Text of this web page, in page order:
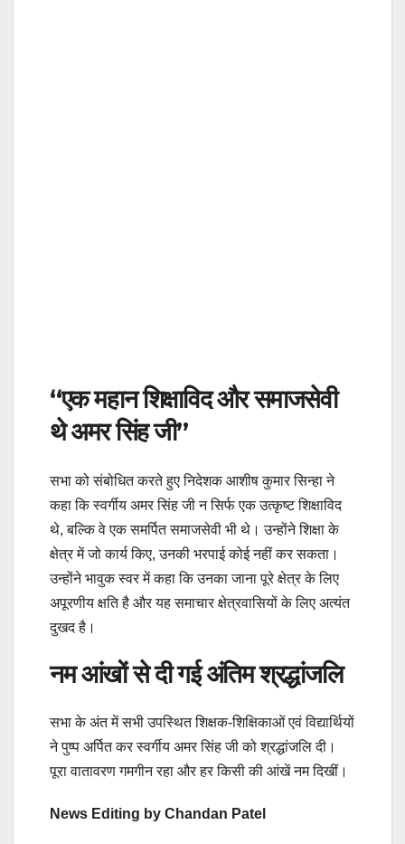
“एक महान शिक्षाविद और समाजसेवी
थे अमर सिंह जी”
सभा को संबोधित करते हुए निदेशक आशीष कुमार सिन्हा ने
कहा कि स्वर्गीय अमर सिंह जी न सिर्फ एक उत्कृष्ट शिक्षाविद
थे, बल्कि वे एक समर्पित समाजसेवी भी थे। उन्होंने शिक्षा के
क्षेत्र में जो कार्य किए, उनकी भरपाई कोई नहीं कर सकता।
उन्होंने भावुक स्वर में कहा कि उनका जाना पूरे क्षेत्र के लिए
अपूरणीय क्षति है और यह समाचार क्षेत्रवासियों के लिए अत्यंत
दुखद है।
नम आंखों से दी गई अंतिम श्रद्धांजलि
सभा के अंत में सभी उपस्थित शिक्षक-शिक्षिकाओं एवं विद्यार्थियों
ने पुष्प अर्पित कर स्वर्गीय अमर सिंह जी को श्रद्धांजलि दी।
पूरा वातावरण गमगीन रहा और हर किसी की आंखें नम दिखीं।
News Editing by Chandan Patel